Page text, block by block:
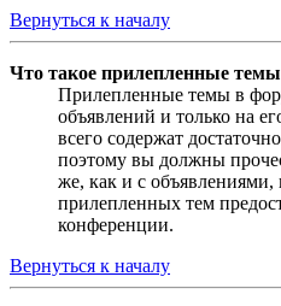
Вернуться к началу
Что такое прилепленные
Прилепленные темы в
объявлений и только на
всего содержат
поэтому вы должны
же, как и с объявлениями,
прилепленных тем
конференции.
Вернуться к началу